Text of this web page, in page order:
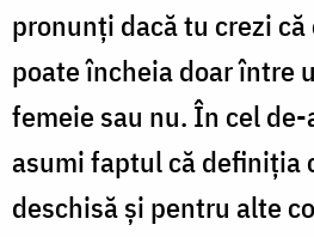
pronunţi dacă tu crezi că
poate încheia doar între
femeie sau nu. În cel
asumi faptul că definiţia
deschisă şi pentru alte